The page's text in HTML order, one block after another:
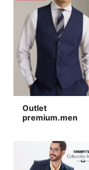
Outlet
premium.men